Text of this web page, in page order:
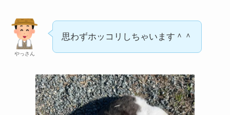
やっさん
思わずホッコリしちゃいます＾＾